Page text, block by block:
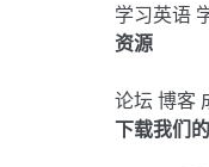
学习英语
资源
论坛 博客
下载我们